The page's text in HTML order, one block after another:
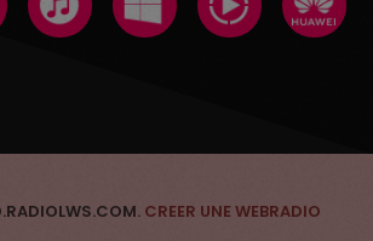
CREER UNE WEBRADIO